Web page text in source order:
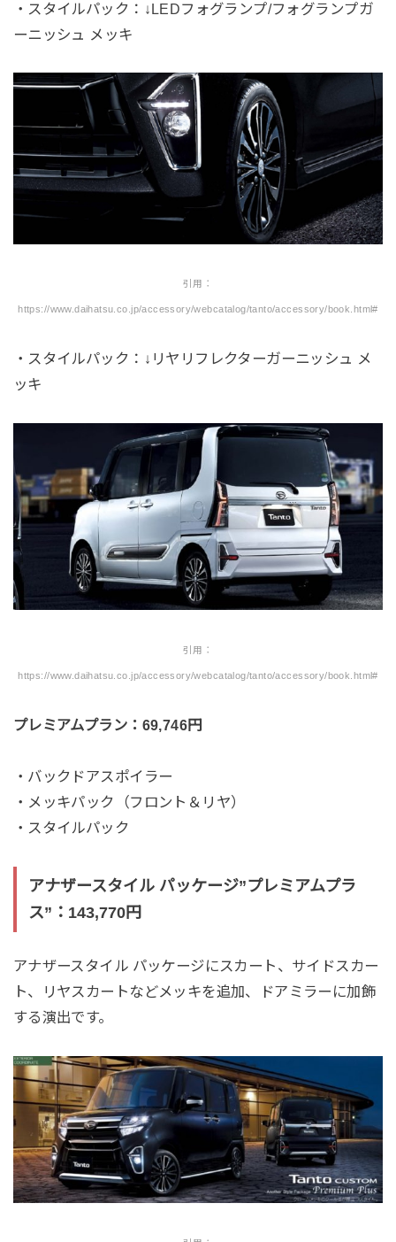
・スタイルパック：↓LEDフォグランプ/フォグランプガ
ーニッシュ メッキ
引用：
https://www.daihatsu.co.jp/accessory/webcatalog/tanto/accessory/book.html#
・スタイルパック：↓リヤリフレクターガーニッシュ メ
ッキ
引用：
https://www.daihatsu.co.jp/accessory/webcatalog/tanto/accessory/book.html#
プレミアムプラン：69,746円
・バックドアスポイラー
・メッキパック（フロント＆リヤ）
・スタイルパック
アナザースタイル パッケージ”プレミアムプラ
ス”：143,770円
アナザースタイル パッケージにスカート、サイドスカー
ト、リヤスカートなどメッキを追加、ドアミラーに加飾
する演出です。